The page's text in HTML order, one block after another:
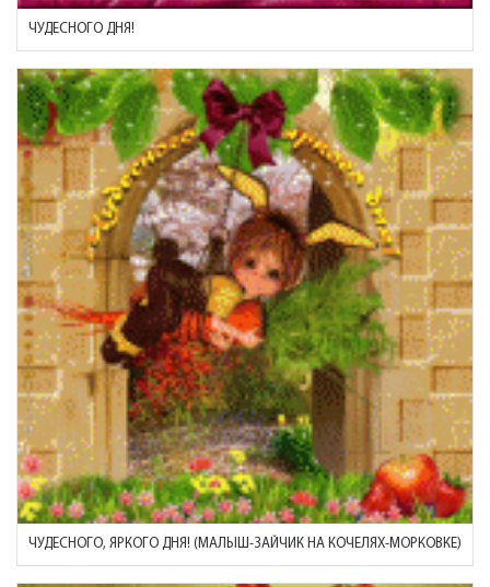
ЧУДЕСНОГО ДНЯ!
ЧУДЕСНОГО, ЯРКОГО ДНЯ! (МАЛЫШ-ЗАЙЧИК НА КОЧЕЛЯХ-МОРКОВКЕ)